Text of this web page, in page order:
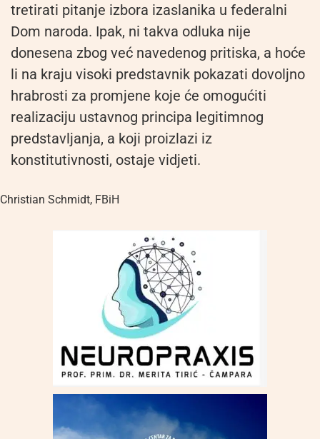
tretirati pitanje izbora izaslanika u federalni
Dom naroda. Ipak, ni takva odluka nije
donesena zbog već navedenog pritiska, a hoće
li na kraju visoki predstavnik pokazati dovoljno
hrabrosti za promjene koje će omogućiti
realizaciju ustavnog principa legitimnog
predstavljanja, a koji proizlazi iz
konstitutivnosti, ostaje vidjeti.
Christian Schmidt, FBiH